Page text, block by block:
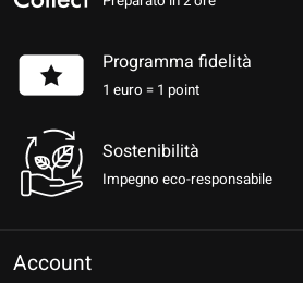
Programma fidelità
1 euro = 1 point
Sostenibilità
Impegno eco-responsabile
Account